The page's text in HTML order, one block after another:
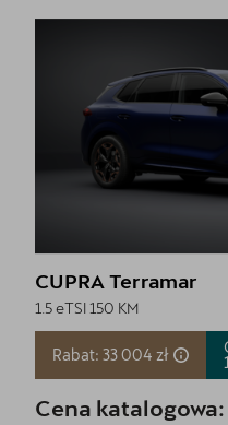
CUPRA Terramar
1.5 eTSI 150 KM
Rabat: 33 004 zł
Cena katalogowa: